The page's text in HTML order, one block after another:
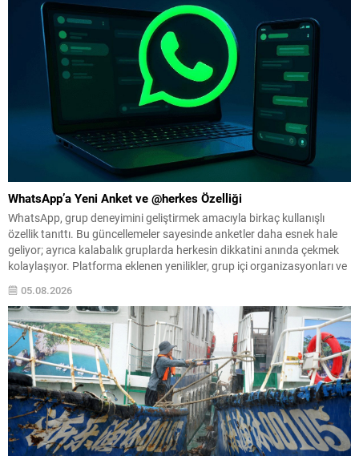
WhatsApp’a Yeni Anket ve @herkes Özelliği
WhatsApp, grup deneyimini geliştirmek amacıyla birkaç kullanışlı
özellik tanıttı. Bu güncellemeler sayesinde anketler daha esnek hale
geliyor; ayrıca kalabalık gruplarda herkesin dikkatini anında çekmek
kolaylaşıyor. Platforma eklenen yenilikler, grup içi organizasyonları ve
değişiklikler ve kullanım notları özetlenmiştir. Anketlerde esneklik ve...
05.08.2026